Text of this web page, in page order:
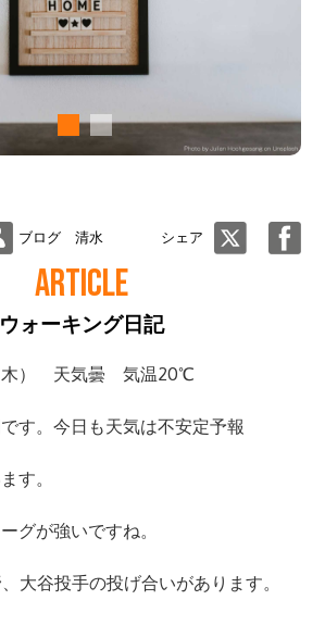
ブログ 清水 シェア
ARTICLE
ウォーキング日記